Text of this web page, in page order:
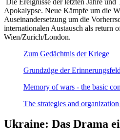
Apokalypse. Neue Kämpfe um die
Auseinandersetzung um die
internationalen Austausch als return
Wien/Zurich/London.
Zum Gedächtnis der Kriege
Grundzüge der
Memory of wars - the basic
The strategies and
Ukraine: Das Drama